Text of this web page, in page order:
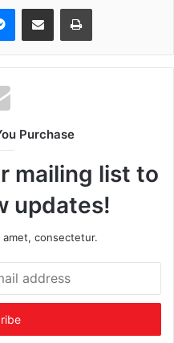
Messenger
Share via Email Print
Purchase
mailing list to
updates!
consectetur.